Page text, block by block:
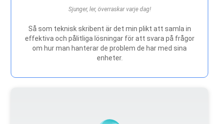
Sjunger, ler, överraskar varje dag!
Så som teknisk skribent är det min plikt att samla in
effektiva och pålitliga lösningar för att svara på frågor
om hur man hanterar de problem de har med sina
enheter.